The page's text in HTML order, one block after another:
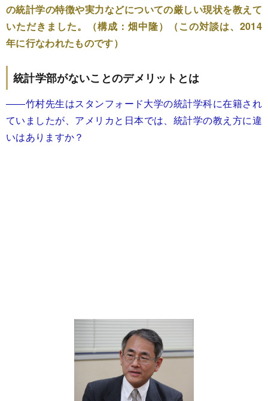
の統計学の特徴や実力などについての厳しい現状を教えて
いただきました。（構成：畑中隆）（この対談は、2014
年に行なわれたものです）
統計学部がないことのデメリットとは
――竹村先生はスタンフォード大学の統計学科に在籍され
ていましたが、アメリカと日本では、統計学の教え方に違
いはありますか？